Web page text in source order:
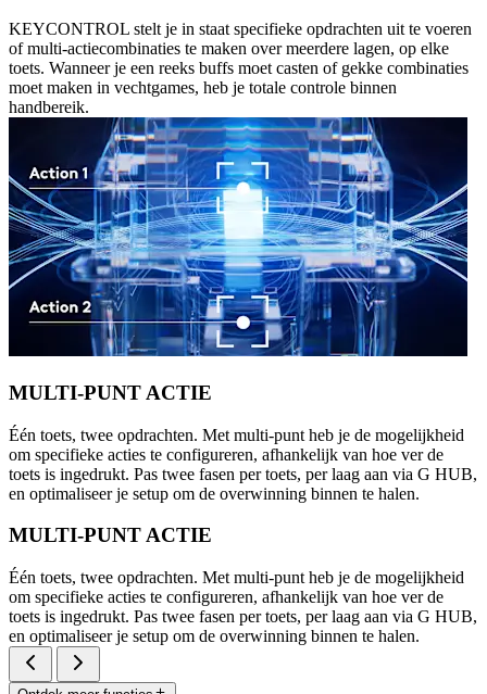
KEYCONTROL stelt je in staat specifieke opdrachten uit te voeren
of multi-actiecombinaties te maken over meerdere lagen, op elke
toets. Wanneer je een reeks buffs moet casten of gekke combinaties
moet maken in vechtgames, heb je totale controle binnen
handbereik.
MULTI-PUNT ACTIE
Één toets, twee opdrachten. Met multi-punt heb je de mogelijkheid
om specifieke acties te configureren, afhankelijk van hoe ver de
toets is ingedrukt. Pas twee fasen per toets, per laag aan via G HUB,
en optimaliseer je setup om de overwinning binnen te halen.
MULTI-PUNT ACTIE
Één toets, twee opdrachten. Met multi-punt heb je de mogelijkheid
om specifieke acties te configureren, afhankelijk van hoe ver de
toets is ingedrukt. Pas twee fasen per toets, per laag aan via G HUB,
en optimaliseer je setup om de overwinning binnen te halen.